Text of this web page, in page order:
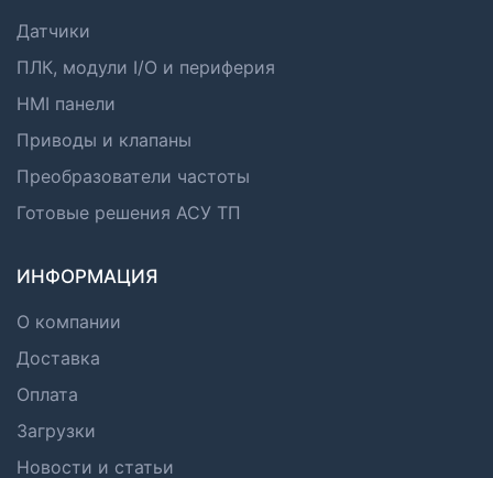
Датчики
ПЛК, модули I/O и периферия
HMI панели
Приводы и клапаны
Преобразователи частоты
Готовые решения АСУ ТП
ИНФОРМАЦИЯ
О компании
Доставка
Оплата
Загрузки
Новости и статьи